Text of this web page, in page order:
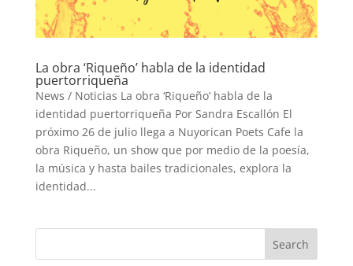
La obra ‘Riqueño’ habla de la identidad
puertorriqueña
News / Noticias La obra ‘Riqueño’ habla de la
identidad puertorriqueña Por Sandra Escallón El
próximo 26 de julio llega a Nuyorican Poets Cafe la
obra Riqueño, un show que por medio de la poesía,
la música y hasta bailes tradicionales, explora la
identidad...